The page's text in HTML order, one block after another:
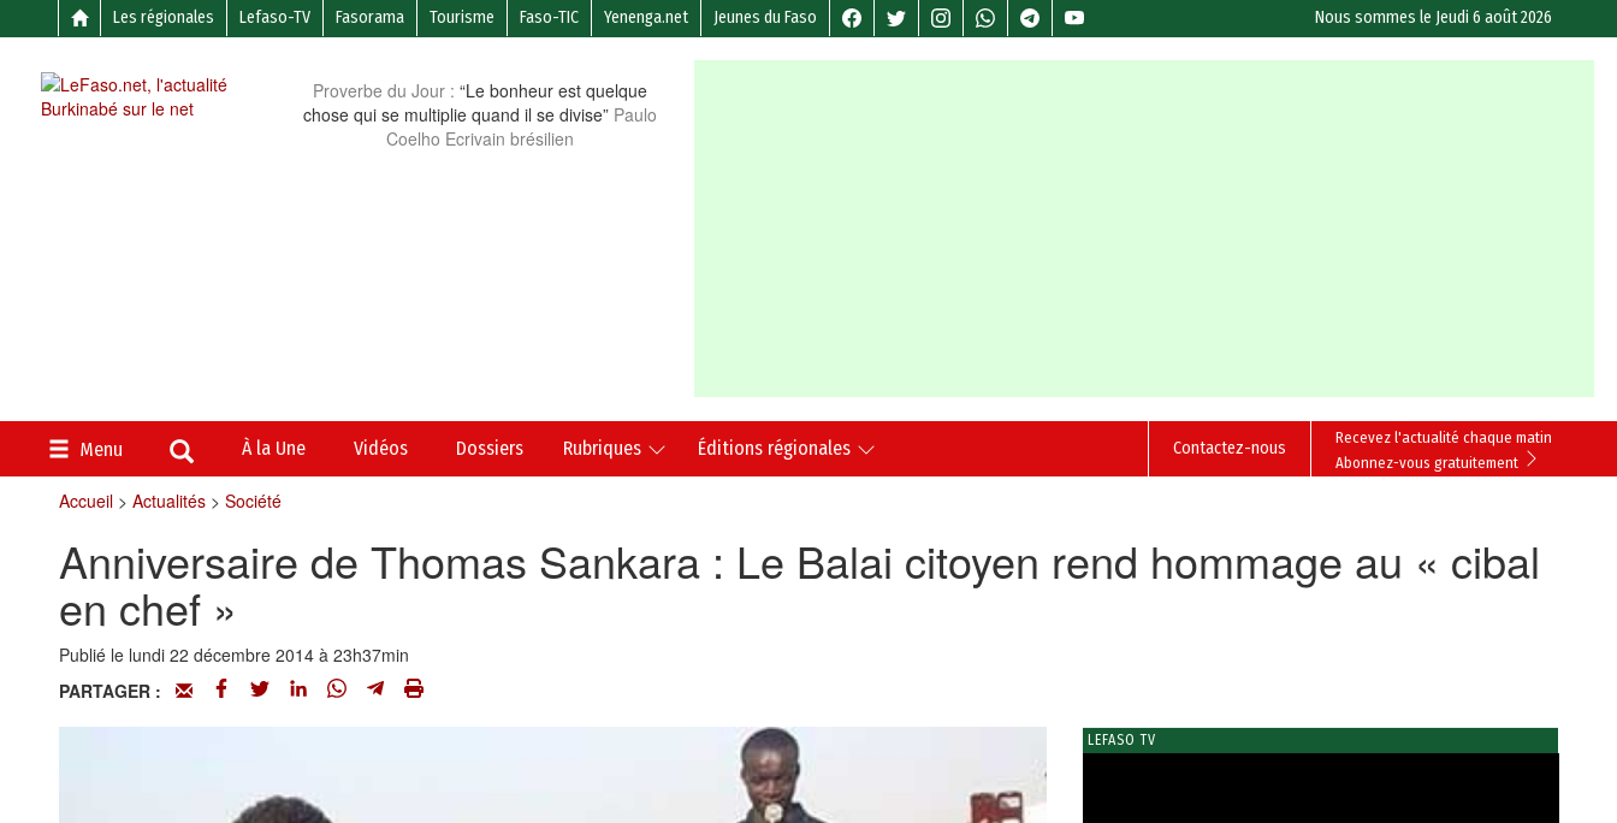
Les régionales Lefaso-TV Fasorama Tourisme Faso-TIC Yenenga.net Jeunes du Faso Nous sommes le Jeudi 6 août 2026
Proverbe du Jour : “Le bonheur est quelque
chose qui se multiplie quand il se divise” Paulo
Coelho Ecrivain brésilien
Menu À la Une Vidéos Dossiers Rubriques Éditions régionales
Recevez l'actualité chaque matin
Abonnez-vous gratuitement
Contactez-nous
Accueil> Actualités> Société
Anniversaire de Thomas Sankara : Le Balai citoyen rend hommage au « cibal
en chef »
Publié le lundi 22 décembre 2014 à 23h37min
PARTAGER :
LEFASO TV